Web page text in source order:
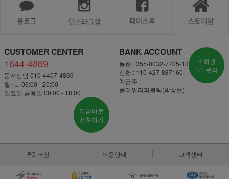
CUSTOMER CENTER
1644-4869
문자상담 010-4407-4869
월~토 09:00 - 20:00
일요일·공휴일 09:00 - 18:00
지금바로
전화하기
BANK ACCOUNT
농협 : 355-0032-7705-13
신한 : 110-427-887160
예금주 :
플라워리퍼블릭(박상현)
비회원
1:1 문의
PC 버전 이용안내 고객센터